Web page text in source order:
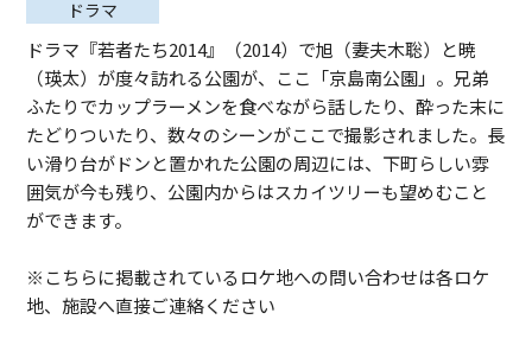
ドラマ
ドラマ『若者たち2014』（2014）で旭（妻夫木聡）と暁
（瑛太）が度々訪れる公園が、ここ「京島南公園」。兄弟
ふたりでカップラーメンを食べながら話したり、酔った末に
たどりついたり、数々のシーンがここで撮影されました。長
い滑り台がドンと置かれた公園の周辺には、下町らしい雰
囲気が今も残り、公園内からはスカイツリーも望めむこと
ができます。
※こちらに掲載されているロケ地への問い合わせは各ロケ
地、施設へ直接ご連絡ください